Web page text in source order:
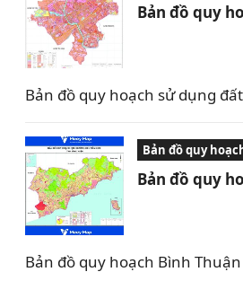
Bản đồ quy
Bản đồ quy hoạch sử dụng
Bản đồ quy
Bản đồ quy
Bản đồ quy hoạch Bình